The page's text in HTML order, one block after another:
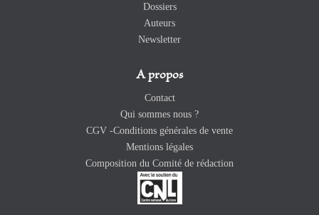
Dossiers
Auteurs
Newsletter
A propos
Contact
Qui sommes nous ?
CGV -Conditions générales de vente
Mentions légales
Composition du Comité de rédaction